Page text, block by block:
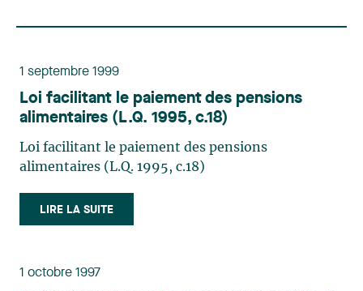
1 septembre 1999
Loi facilitant le paiement des pensions
alimentaires (L.Q. 1995, c.18)
Loi facilitant le paiement des pensions
alimentaires (L.Q. 1995, c.18)
LIRE LA SUITE
1 octobre 1997